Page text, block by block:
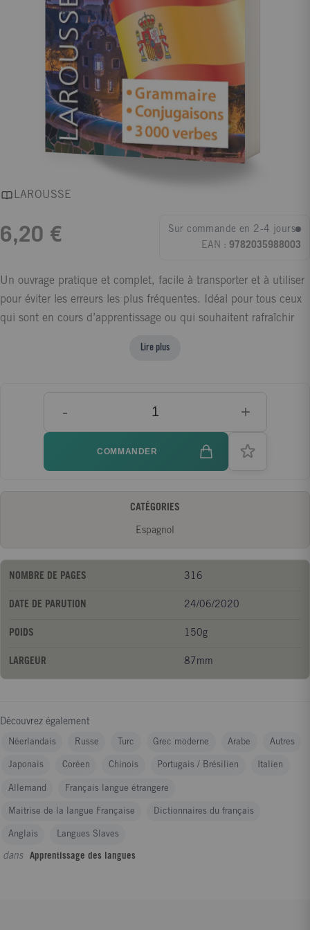
LAROUSSE
6,20 €
Sur commande en 2-4 jours
EAN : 9782035988003
Un ouvrage pratique et complet, facile à transporter et à utiliser
pour éviter les erreurs les plus fréquentes. Idéal pour tous ceux
qui sont en cours d’apprentissage ou qui souhaitent rafraîchir
de grammaire les plus indispensables, des listes de vocabulaire
Lire plus
- +
COMMANDER
CATÉGORIES
Espagnol
NOMBRE DE PAGES 316
DATE DE PARUTION 24/06/2020
POIDS 150g
LARGEUR 87mm
Découvrez également
Néerlandais Russe Turc Grec moderne Arabe Autres
Japonais Coréen Chinois Portugais / Brésilien Italien
Allemand Français langue étrangere
Maitrise de la langue Française Dictionnaires du français
Anglais Langues Slaves
dans Apprentissage des langues